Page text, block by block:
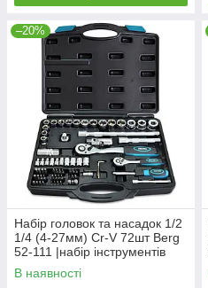
–20%
Набір головок та насадок 1/2
1/4 (4-27мм) Cr-V 72шт Berg
52-111 |набір інструментів
Набор головок и насадок 1/2
1/4 (4-27мм) Cr-V
В наявності